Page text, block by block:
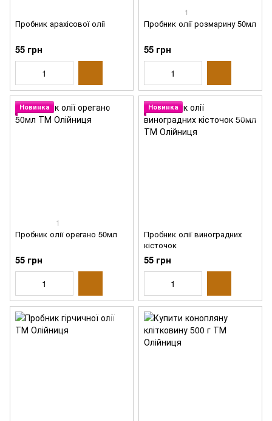
Пробник арахісової олії
55 грн
1
Пробник олії розмарину 50мл
55 грн
Новинка
1
Пробник олії орегано 50мл
55 грн
Новинка
Пробник олії виноградних
кісточок
55 грн